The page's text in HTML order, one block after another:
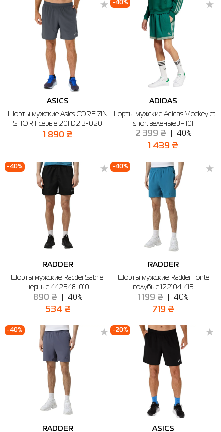
ASICS
Шорты мужские Asics CORE 7IN
SHORT серые 2011D213-020
1 890 ₴
-40%
ADIDAS
Шорты мужские Adidas Mockeylet
short зеленые JP1101
2 399 ₴ 40%
1 439 ₴
-40%
RADDER
Шорты мужские Radder Sabriel
черные 442548-010
890 ₴ 40%
534 ₴
-40%
RADDER
Шорты мужские Radder Fonte
голубые 122104-415
1 199 ₴ 40%
719 ₴
-40%
RADDER
-20%
ASICS